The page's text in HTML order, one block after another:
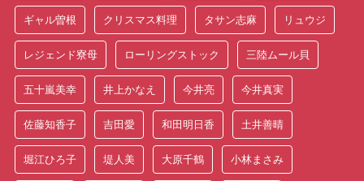
ギャル曽根 クリスマス料理 タサン志麻 リュウジ
レジェンド寮母 ローリングストック 三陸ムール貝
五十嵐美幸 井上かなえ 今井亮 今井真実
佐藤知香子 吉田愛 和田明日香 土井善晴
堀江ひろ子 堤人美 大原千鶴 小林まさみ